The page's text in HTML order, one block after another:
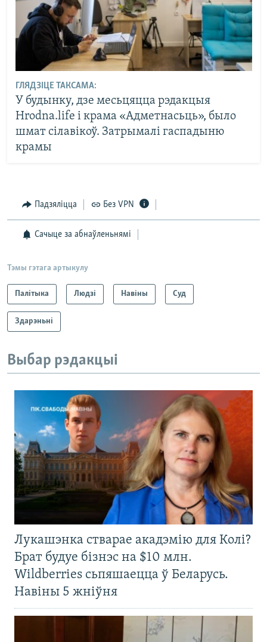
ГЛЯДЗІЦЕ ТАКСАМА:
У будынку, дзе месьцяцца рэдакцыя
Hrodna.life і крама «Адметнасьць», было
шмат сілавікоў. Затрымалі гаспадыню
крамы
Падзяліцца Без VPN
Сачыце за абнаўленьнямі
Тэмы гэтага артыкулу
Палітыка Людзі Навіны Суд
Здарэньні
Выбар рэдакцыі
Лукашэнка стварае акадэмію для Колі?
Брат будуе бізнэс на $10 млн.
Wildberries сьпяшаецца ў Беларусь.
Навіны 5 жніўня